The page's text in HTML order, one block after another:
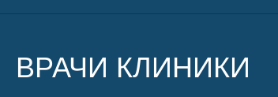
ВРАЧИ КЛИНИКИ